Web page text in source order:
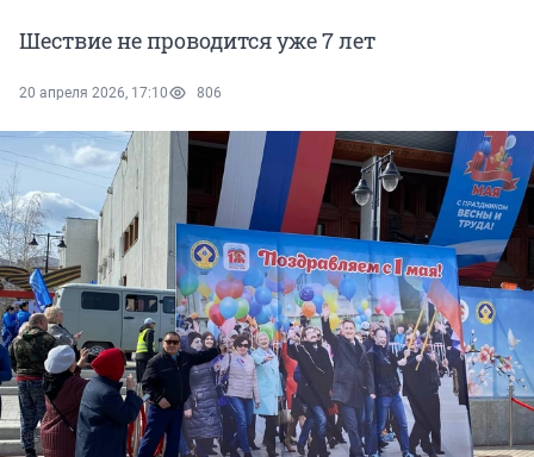
Шествие не проводится уже 7 лет
20 апреля 2026, 17:10 806